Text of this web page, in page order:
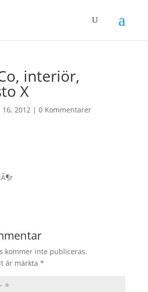
interiör,
X
16, 2012| 0 Kommentarer
kommer inte publiceras.
är märkta *